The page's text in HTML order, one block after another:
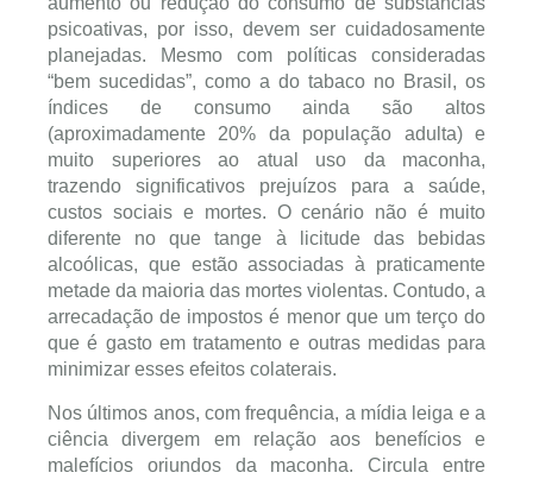
psicoativas, por isso, devem ser cuidadosamente
planejadas. Mesmo com políticas consideradas
“bem sucedidas”, como a do tabaco no Brasil, os
índices de consumo ainda são altos
(aproximadamente 20% da população adulta) e
muito superiores ao atual uso da maconha,
trazendo significativos prejuízos para a saúde,
custos sociais e mortes. O cenário não é muito
diferente no que tange à licitude das bebidas
alcoólicas, que estão associadas à praticamente
metade da maioria das mortes violentas. Contudo, a
arrecadação de impostos é menor que um terço do
que é gasto em tratamento e outras medidas para
minimizar esses efeitos colaterais.
Nos últimos anos, com frequência, a mídia leiga e a
ciência divergem em relação aos benefícios e
malefícios oriundos da maconha. Circula entre